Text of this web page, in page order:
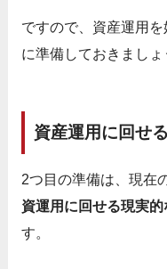
ですので、資産運用
に準備しておきましょ
資産運用に回せ
2つ目の準備は、現在
資運用に回せる現実
す。